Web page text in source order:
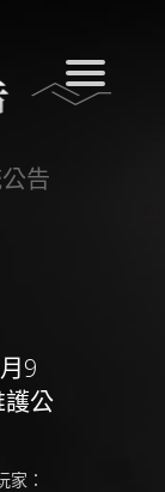
告
9
護公
家：